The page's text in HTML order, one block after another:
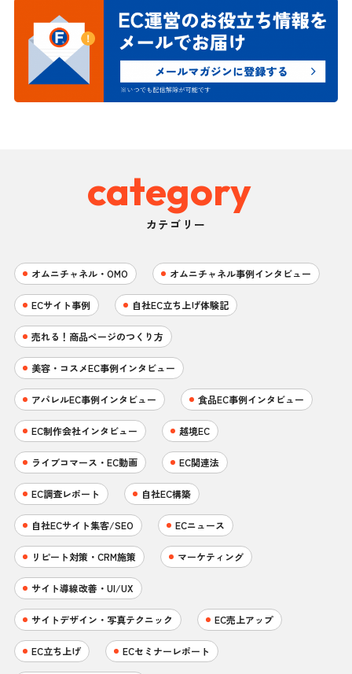
category
カテゴリー
オムニチャネル・OMO オムニチャネル事例インタビュー
ECサイト事例 自社EC立ち上げ体験記
売れる！商品ページのつくり方
美容・コスメEC事例インタビュー
アパレルEC事例インタビュー 食品EC事例インタビュー
EC制作会社インタビュー 越境EC
ライブコマース・EC動画 EC関連法
EC調査レポート 自社EC構築
自社ECサイト集客/SEO ECニュース
リピート対策・CRM施策 マーケティング
サイト導線改善・UI/UX
サイトデザイン・写真テクニック EC売上アップ
EC立ち上げ ECセミナーレポート